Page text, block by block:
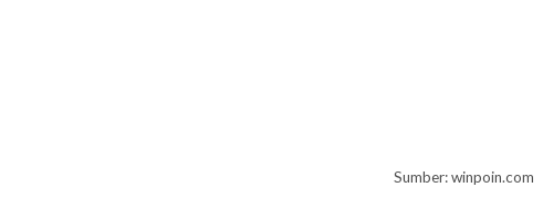
Sumber: winpoin.com